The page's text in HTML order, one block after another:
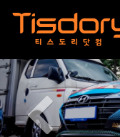
Previous